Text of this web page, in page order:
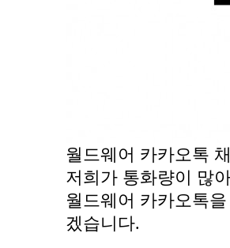
월드웨어 카카오톡
저희가 통화량이 많
월드웨어 카카오톡
겠습니다.